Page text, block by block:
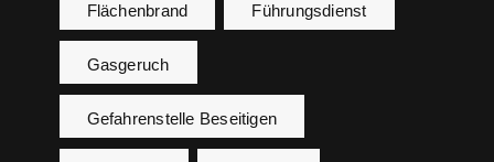
Flächenbrand Führungsdienst
Gasgeruch
Gefahrenstelle Beseitigen